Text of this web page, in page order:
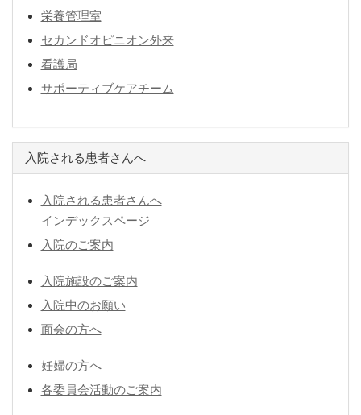
栄養管理室
セカンドオピニオン外来
看護局
サポーティブケアチーム
入院される患者さんへ
入院される患者さんへ
インデックスページ
入院のご案内
入院施設のご案内
入院中のお願い
面会の方へ
妊婦の方へ
各委員会活動のご案内